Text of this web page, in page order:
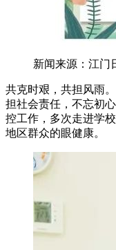
新闻来源：江门
共克时艰，共担风雨
担社会责任，不忘初
控工作，多次走进学
地区群众的眼健康。